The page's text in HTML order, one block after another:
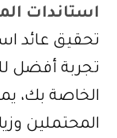
استاندات
تحقيق عائد
تجربة أفضل
الخاصة بك،
المحتملين